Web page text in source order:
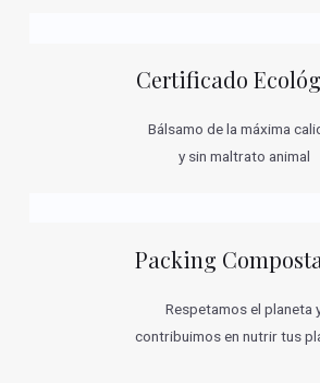
Certificado
Bálsamo de la máxima
y sin maltrato animal
Packing
Respetamos el planeta
contribuimos en nutrir tus